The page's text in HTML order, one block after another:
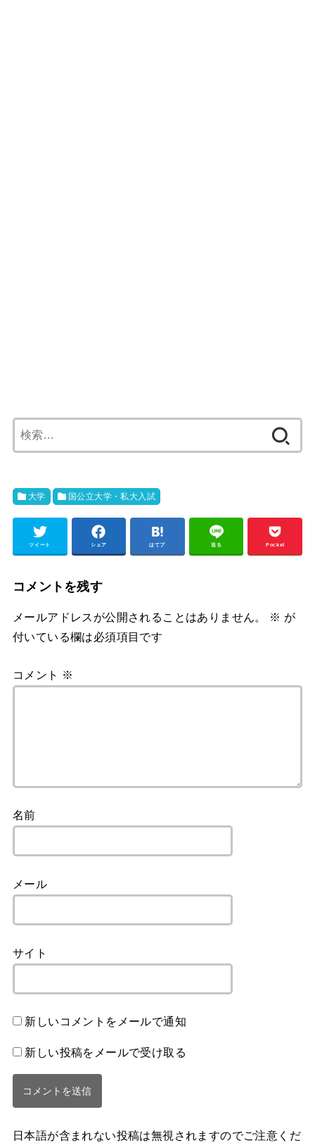
索:
大学 国公立大学・私大入試
ツイート シェア はてブ 送る Pocket
コメントを残す
メールアドレスが公開されることはありません。 ※ が
付いている欄は必須項目です
コメント ※
名前
メール
サイト
新しいコメントをメールで通知
新しい投稿をメールで受け取る
日本語が含まれない投稿は無視されますのでご注意くだ